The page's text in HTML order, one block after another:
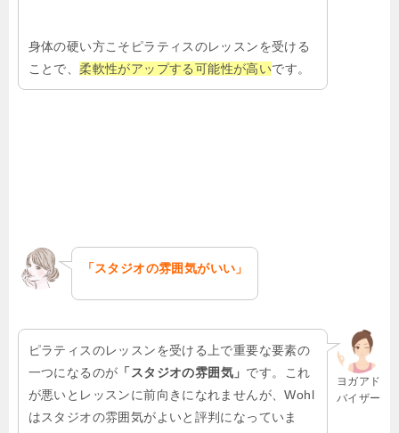
身体の硬い方こそピラティスのレッスンを受ける
ことで、柔軟性がアップする可能性が高いです。
「スタジオの雰囲気がいい」
ヨガアド
バイザー
ピラティスのレッスンを受ける上で重要な要素の
一つになるのが 「スタジオの雰囲気」 です。これ
が悪いとレッスンに前向きになれませんが、Wohl
はスタジオの雰囲気がよいと評判になっていま